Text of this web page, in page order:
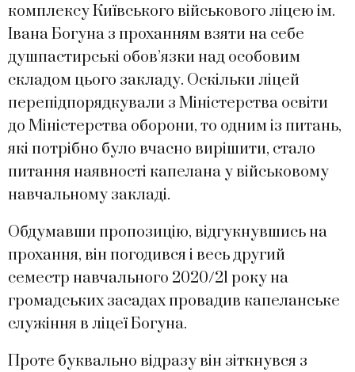
комплексу Київського військового ліцею ім.
Івана Богуна з проханням взяти на себе
душпастирські обов’язки над особовим
складом цього закладу. Оскільки ліцей
перепідпорядкували з Міністерства освіти
до Міністерства оборони, то одним із питань,
які потрібно було вчасно вирішити, стало
питання наявності капелана у військовому
навчальному закладі.
Обдумавши пропозицію, відгукнувшись на
прохання, він погодився і весь другий
семестр навчального 2020/21 року на
громадських засадах провадив капеланське
служіння в ліцеї Богуна.
Проте буквально відразу він зіткнувся з